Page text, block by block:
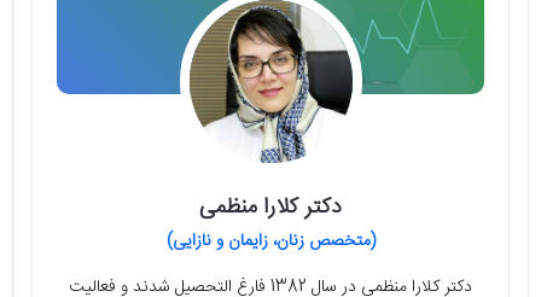
دکتر کلارا منظمی
(متخصص زنان، زایمان و نازایی)
دکتر کلارا منظمی در سال 1382 فارغ التحصیل شدند و فعالیت